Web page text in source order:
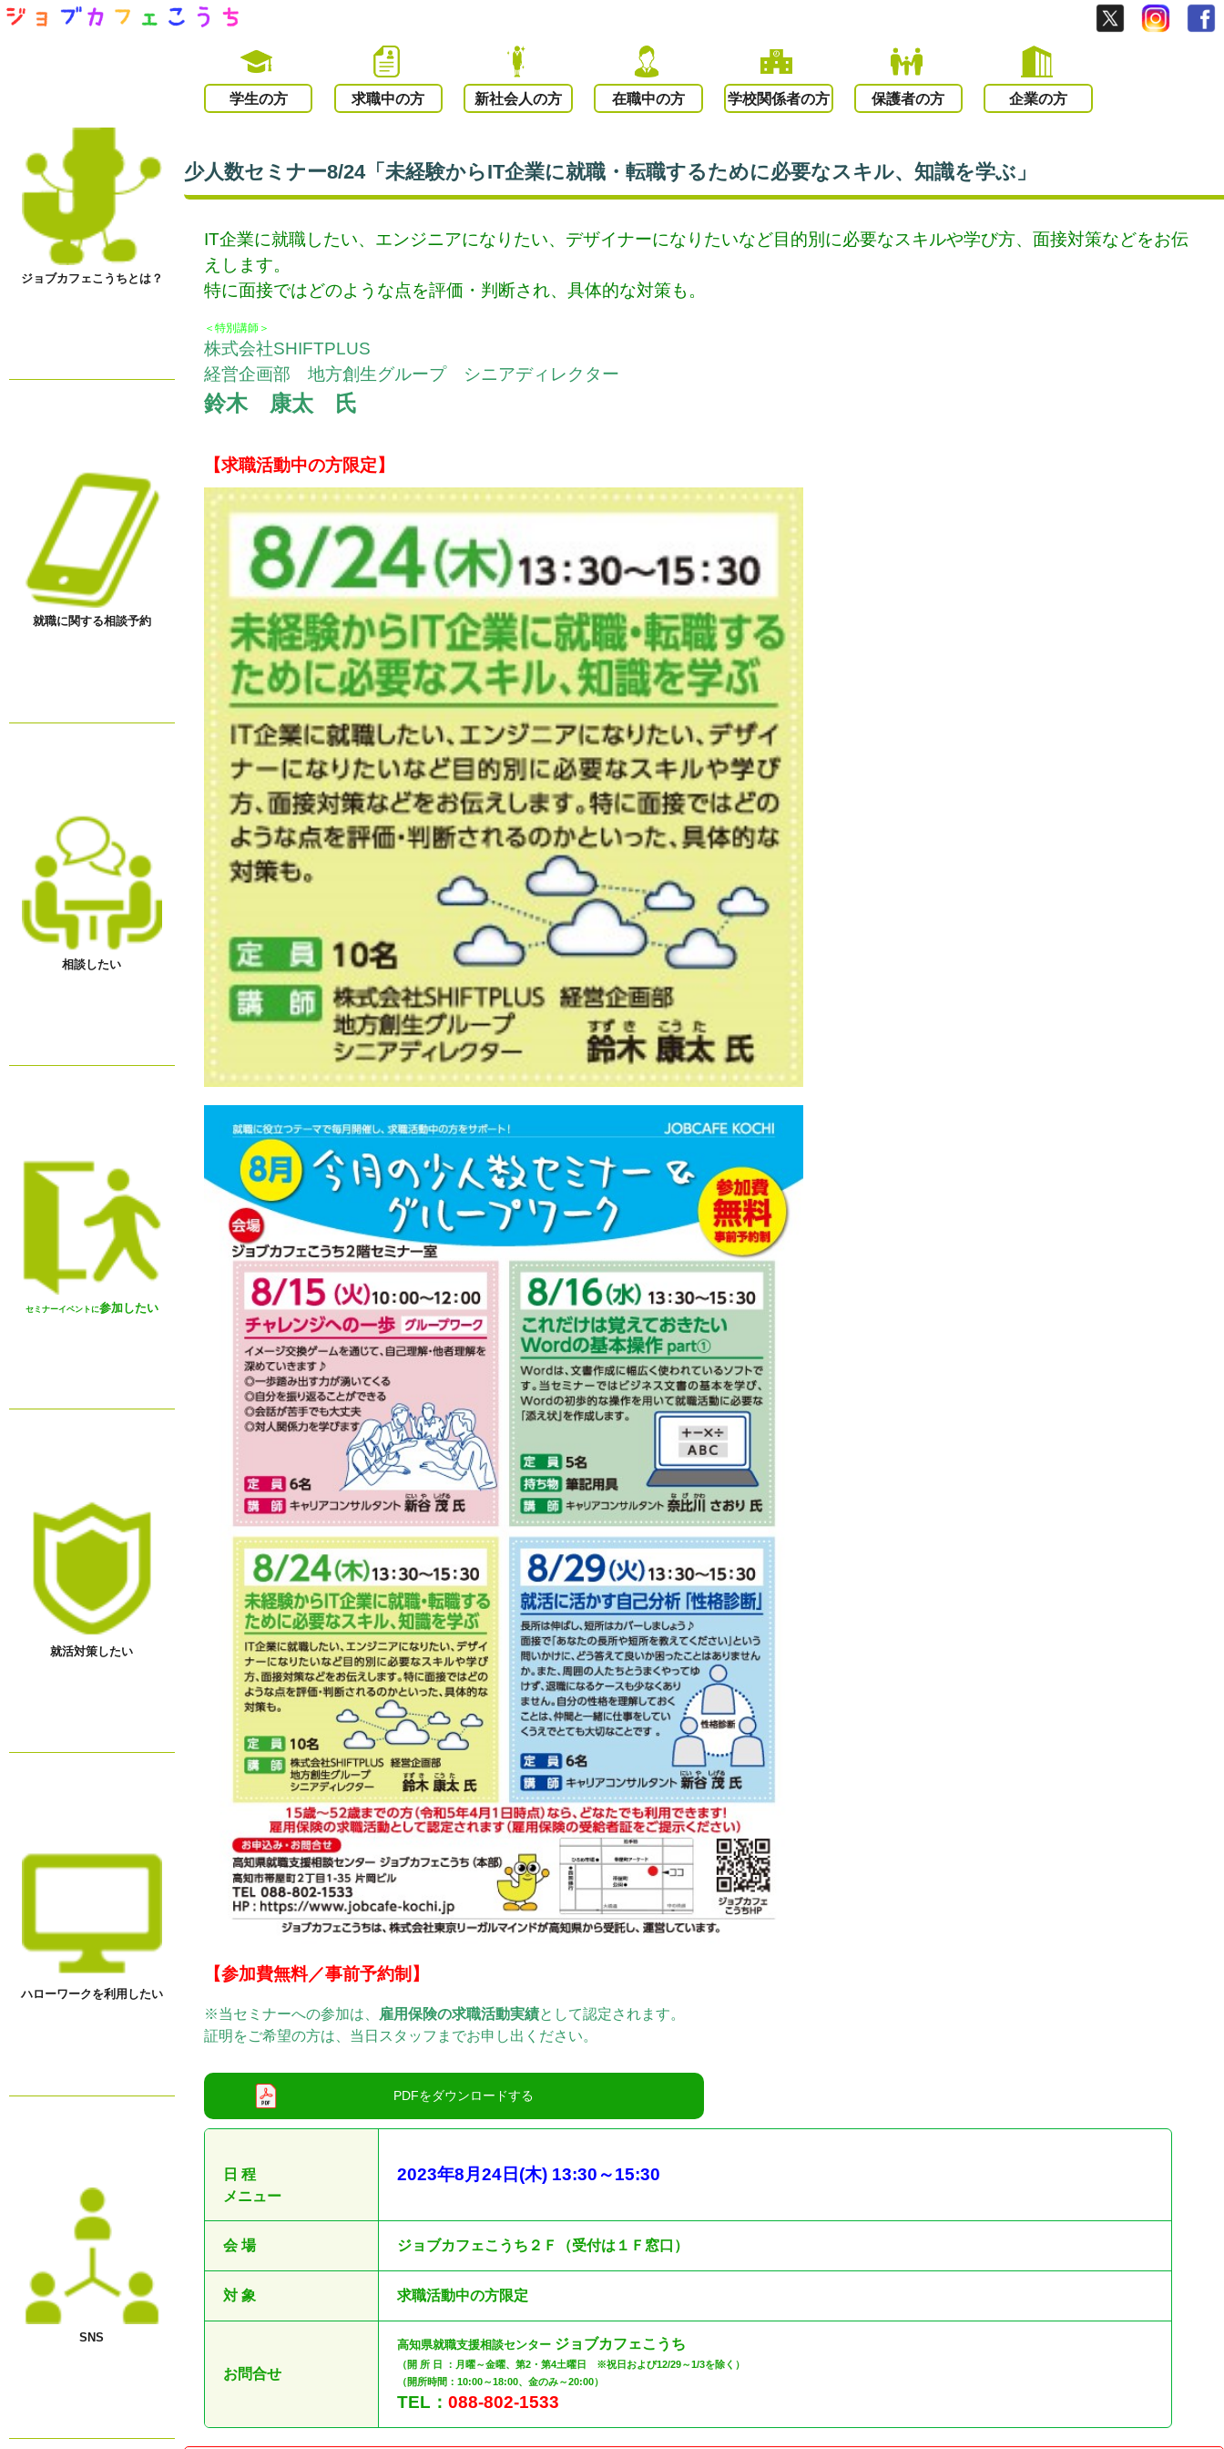
学生の方 求職中の方 新社会人の方 在職中の方 学校関係者の方 保護者の方 企業の方
ジョブカフェこうちとは？
就職に関する相談予約
相談したい
セミナーイベントに参加したい
就活対策したい
ハローワークを利用したい
SNS
少人数セミナー8/24「未経験からIT企業に就職・転職するために必要なスキル、知識を学ぶ」
IT企業に就職したい、エンジニアになりたい、デザイナーになりたいなど目的別に必要なスキルや学び方、面接対策などをお伝
えします。
特に面接ではどのような点を評価・判断され、具体的な対策も。
＜特別講師＞
株式会社SHIFTPLUS
経営企画部 地方創生グループ シニアディレクター
鈴木 康太 氏
【求職活動中の方限定】
【参加費無料／事前予約制】
※当セミナーへの参加は、 雇用保険の求職活動実績として認定されます。
証明をご希望の方は、当日スタッフまでお申し出ください。
日 程
メニュー
2023年8月24日 (木) 13:30 ～15:30
会 場 ジョブカフェこうち２Ｆ（受付は１Ｆ窓口）
対 象 求職活動中の方限定
お問合せ
高知県就職支援相談センター ジョブカフェこうち
（開 所 日 ：月曜～金曜、第2・第4土曜日 ※祝日および12/29～1/3を除く）
（開所時間：10:00～18:00、金のみ～20:00）
TEL：088-802-1533